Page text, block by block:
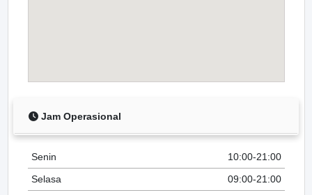
Jam Operasional
Senin
10:00-21:00
Selasa
09:00-21:00